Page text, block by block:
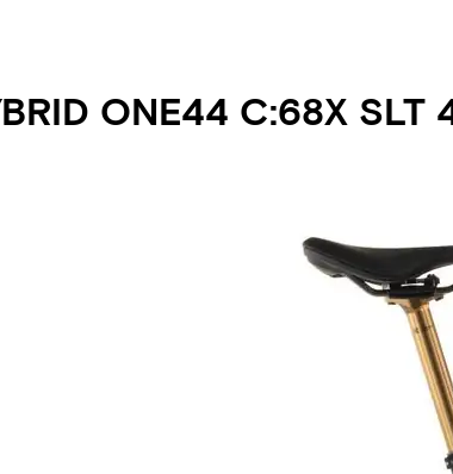
ONE44 C:68X